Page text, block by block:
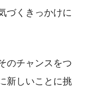
づくきっかけに
のチャンスをつ
新しいことに挑